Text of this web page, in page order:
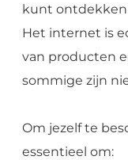
kunt ontdekken
Het internet is
van producten
sommige zijn
Om jezelf te
essentieel om: